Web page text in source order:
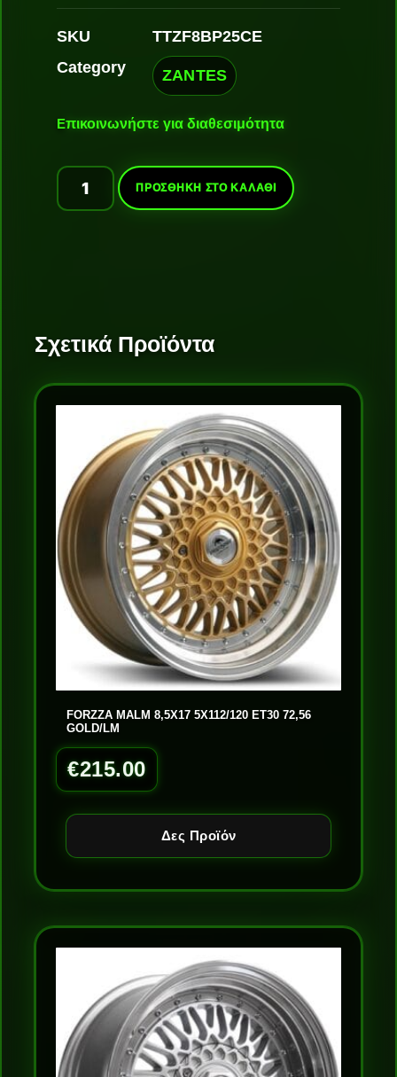
SKU
TTZF8BP25CE
Category
ZANTES
Επικοινωνήστε για διαθεσιμότητα
ΠΡΟΣΘΉΚΗ ΣΤΟ ΚΑΛΆΘΙ
Σχετικά Προϊόντα
FORZZA MALM 8,5X17 5X112/120 ET30 72,56
GOLD/LM
€215.00
Δες Προϊόν